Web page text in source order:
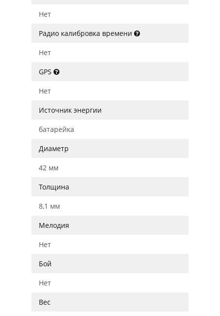
Нет
Радио калибровка времени
Нет
GPS
Нет
Источник энергии
батарейка
Диаметр
42 мм
Толщина
8,1 мм
Мелодия
Нет
Бой
Нет
Вес